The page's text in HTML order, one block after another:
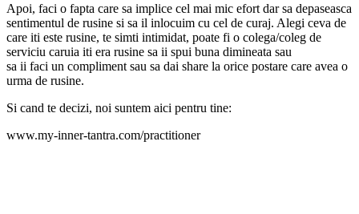
Apoi, faci o fapta care sa implice cel mai mic efort dar sa depaseasca
sentimentul de rusine si sa il inlocuim cu cel de curaj. Alegi ceva de
care iti este rusine, te simti intimidat, poate fi o colega/coleg de
serviciu caruia iti era rusine sa ii spui buna dimineata sau
sa ii faci un compliment sau sa dai share la orice postare care avea o
urma de rusine.
Si cand te decizi, noi suntem aici pentru tine:
www.my-inner-tantra.com/practitioner